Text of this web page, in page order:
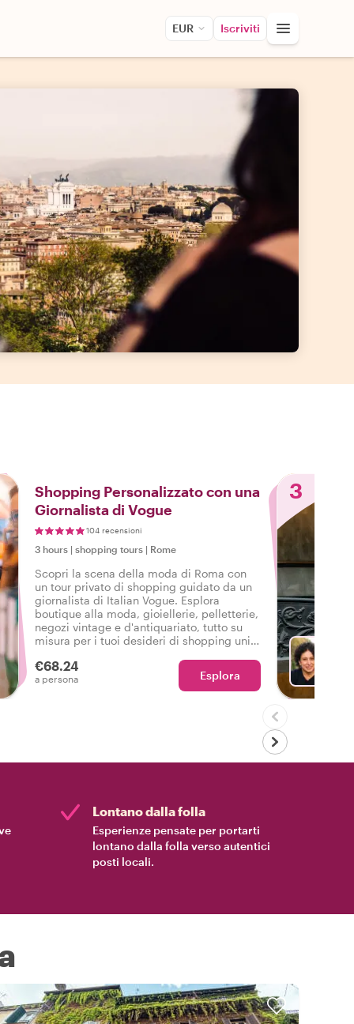
EUR Iscriviti
Shopping Personalizzato con una
Giornalista di Vogue
104 recensioni
3 hours | shopping tours | Rome
Scopri la scena della moda di Roma con
un tour privato di shopping guidato da un
giornalista di Italian Vogue. Esplora
boutique alla moda, gioiellerie, pelletterie,
negozi vintage e d'antiquariato, tutto su
misura per i tuoi desideri di shopping unici
€68.24
a persona Esplora
3
Lontano dalla folla
Esperienze pensate per portarti
lontano dalla folla verso autentici
posti locali.